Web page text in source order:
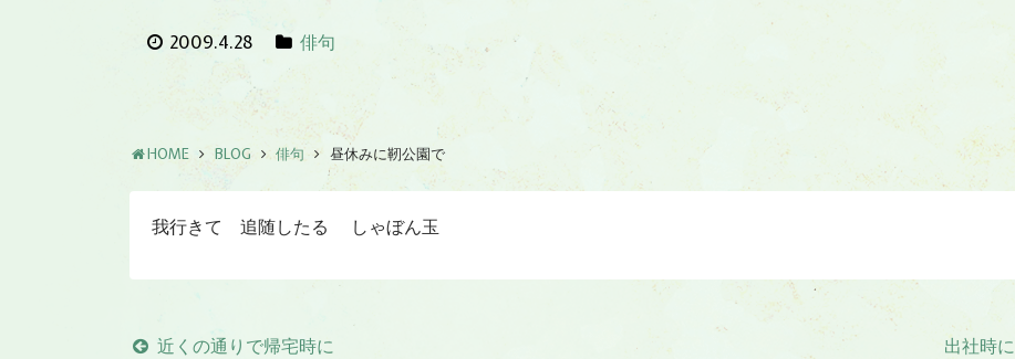
2009.4.28 俳句
HOME BLOG 俳句 昼休みに靭公園で
我行きて 追随したる しゃぼん玉
近くの通りで帰宅時に 出社時に